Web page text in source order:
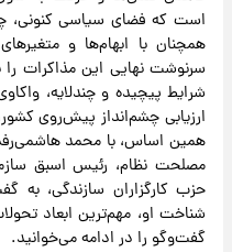
است که فضای سیاسی کنونی،
همچنان با ابهام‌ها و
سرنوشت نهایی این مذاکرات را
شرایط پیچیده و چندلایه،
ارزیابی چشم‌انداز پیش‌روی
همین اساس، با محمد
مصلحت نظام، رئیس اسبق
حزب کارگزاران سازندگی، به
شناخت او، مهم‌ترین ابعاد
گفت‌وگو را در ادامه می‌خوانید.